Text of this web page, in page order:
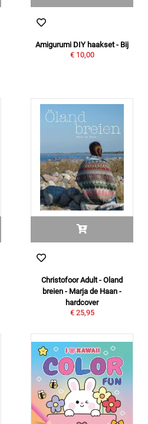
Amigurumi DIY haakset - Bij
€ 10,00
Christofoor Adult - Oland
breien - Marja de Haan -
hardcover
€ 25,95